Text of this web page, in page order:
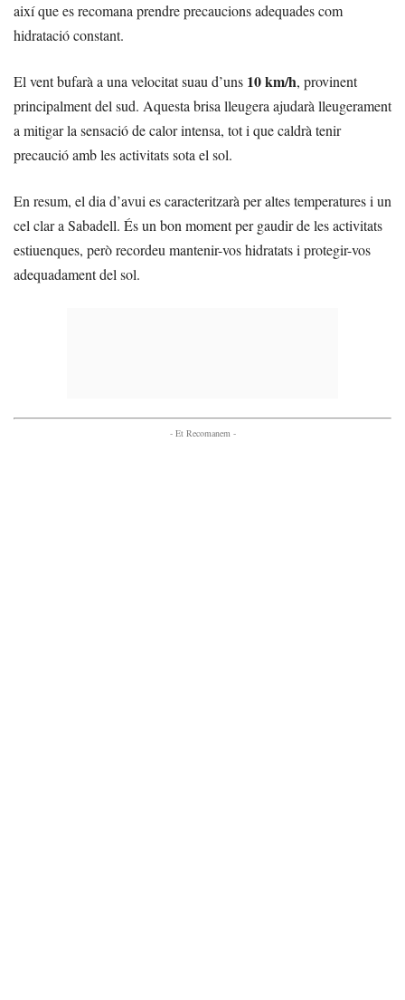
així que es recomana prendre precaucions adequades com
hidratació constant.
El vent bufarà a una velocitat suau d’uns 10 km/h, provinent
principalment del sud. Aquesta brisa lleugera ajudarà lleugerament
a mitigar la sensació de calor intensa, tot i que caldrà tenir
precaució amb les activitats sota el sol.
En resum, el dia d’avui es caracteritzarà per altes temperatures i un
cel clar a Sabadell. És un bon moment per gaudir de les activitats
estiuenques, però recordeu mantenir-vos hidratats i protegir-vos
adequadament del sol.
- Et Recomanem -